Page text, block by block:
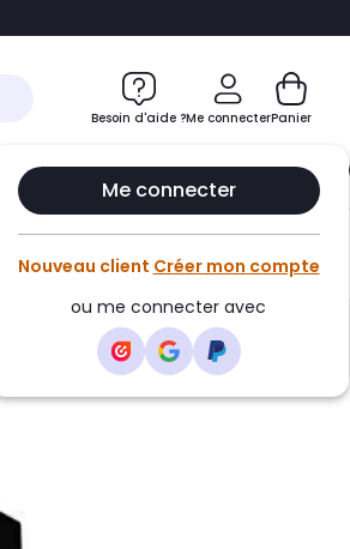
au chatbot
Besoin d'aide ?Me connecter
Me connecter
Nouveau client Créer mon compte
ou me connecter avec
Panier
Le Club Infinity
Ajouter au panier